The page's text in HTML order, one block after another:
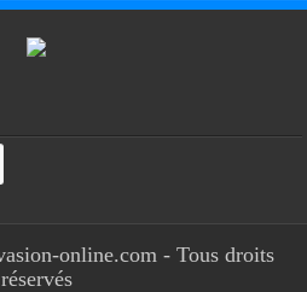
online.com - Tous droits
réservés